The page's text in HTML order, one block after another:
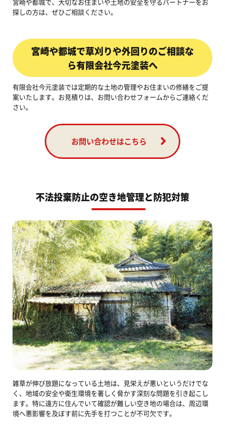
探しの方は、ぜひご相談ください。
宮崎や都城で草刈りや外回りのご相談な
ら有限会社今元塗装へ
有限会社今元塗装では定期的な土地の管理やお住まいの修繕をご提
案いたします。お見積りは、お問い合わせフォームからご連絡くだ
さい。
お問い合わせはこちら
不法投棄防止の空き地管理と防犯対策
雑草が伸び放題になっている土地は、見栄えが悪いというだけでな
く、地域の安全や衛生環境を著しく脅かす深刻な問題を引き起こし
ます。特に遠方に住んでいて確認が難しい空き地の場合は、周辺環
境へ悪影響を及ぼす前に先手を打つことが不可欠です。